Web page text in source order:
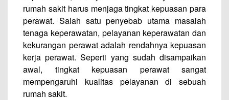
rumah sakit harus menjaga tingkat kepuasan para
perawat. Salah satu penyebab utama masalah
tenaga keperawatan, pelayanan keperawatan dan
kekurangan perawat adalah rendahnya kepuasan
kerja perawat. Seperti yang sudah disampaikan
awal, tingkat kepuasan perawat sangat
mempengaruhi kualitas pelayanan di sebuah
rumah sakit.